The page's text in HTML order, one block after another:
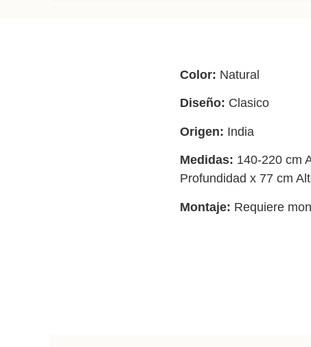
Material:
de
Acacia
Color: Natural
Diseño: Clasico
Origen: India
Medidas: 140-220 cm
Profundidad x 77 cm
Montaje: Requiere